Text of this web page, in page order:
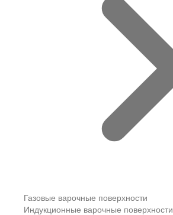
Газовые варочные поверхности
Индукционные варочные поверхности